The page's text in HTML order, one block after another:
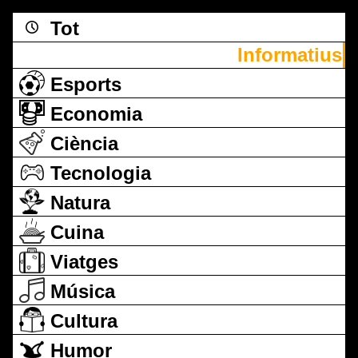
Tot
Informatius
Esports
Economia
Ciència
Tecnologia
Natura
Cuina
Viatges
Música
Cultura
Humor